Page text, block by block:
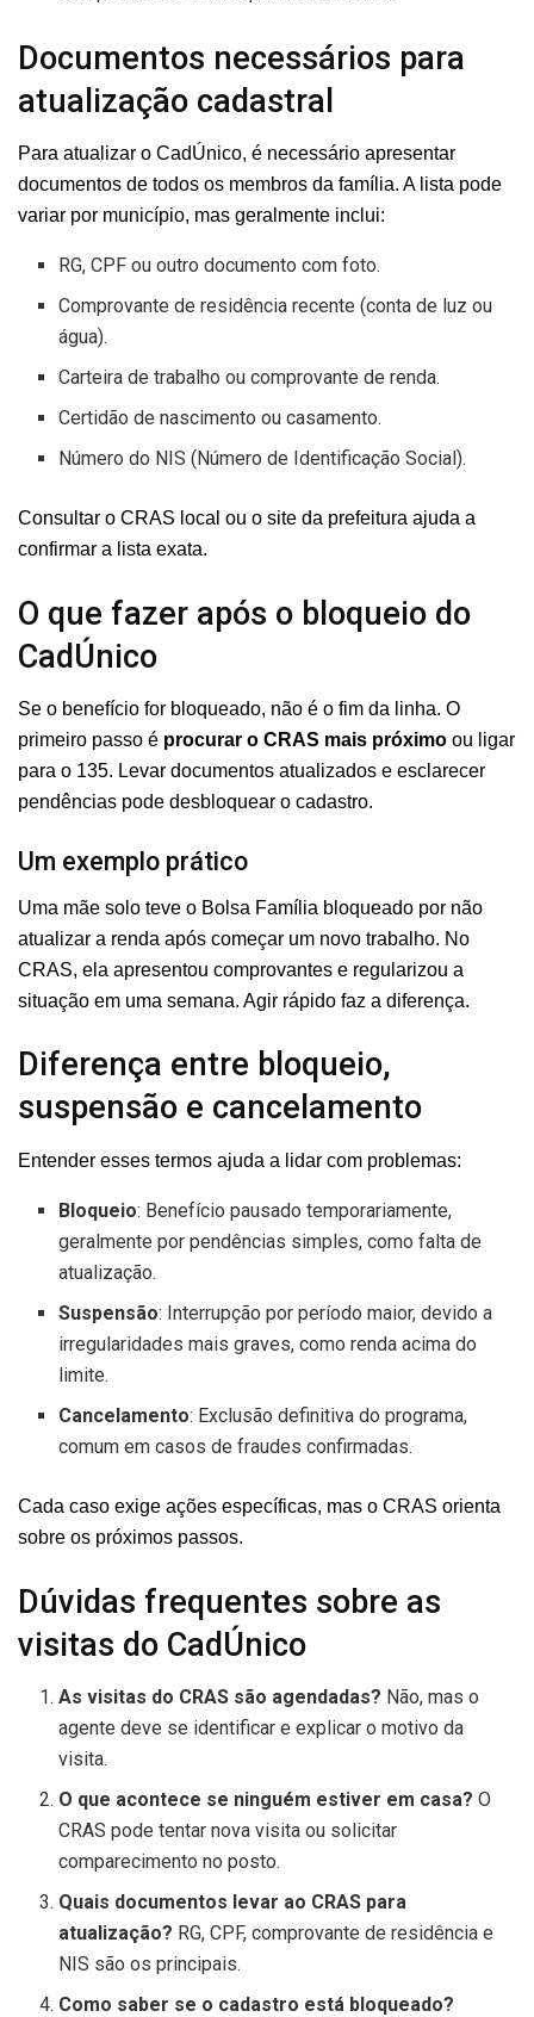
Documentos necessários para
atualização cadastral
Para atualizar o CadÚnico, é necessário apresentar
documentos de todos os membros da família. A lista pode
variar por município, mas geralmente inclui:
RG, CPF ou outro documento com foto.
Comprovante de residência recente (conta de luz ou
água).
Carteira de trabalho ou comprovante de renda.
Certidão de nascimento ou casamento.
Número do NIS (Número de Identificação Social).
Consultar o CRAS local ou o site da prefeitura ajuda a
confirmar a lista exata.
O que fazer após o bloqueio do
CadÚnico
Se o benefício for bloqueado, não é o fim da linha. O
primeiro passo é procurar o CRAS mais próximo ou ligar
para o 135. Levar documentos atualizados e esclarecer
pendências pode desbloquear o cadastro.
Um exemplo prático
Uma mãe solo teve o Bolsa Família bloqueado por não
atualizar a renda após começar um novo trabalho. No
CRAS, ela apresentou comprovantes e regularizou a
situação em uma semana. Agir rápido faz a diferença.
Diferença entre bloqueio,
suspensão e cancelamento
Entender esses termos ajuda a lidar com problemas:
Bloqueio: Benefício pausado temporariamente,
geralmente por pendências simples, como falta de
atualização.
Suspensão: Interrupção por período maior, devido a
irregularidades mais graves, como renda acima do
limite.
Cancelamento: Exclusão definitiva do programa,
comum em casos de fraudes confirmadas.
Cada caso exige ações específicas, mas o CRAS orienta
sobre os próximos passos.
Dúvidas frequentes sobre as
visitas do CadÚnico
As visitas do CRAS são agendadas? Não, mas o
agente deve se identificar e explicar o motivo da
visita.
O que acontece se ninguém estiver em casa? O
CRAS pode tentar nova visita ou solicitar
comparecimento no posto.
Quais documentos levar ao CRAS para
atualização? RG, CPF, comprovante de residência e
NIS são os principais.
Como saber se o cadastro está bloqueado?